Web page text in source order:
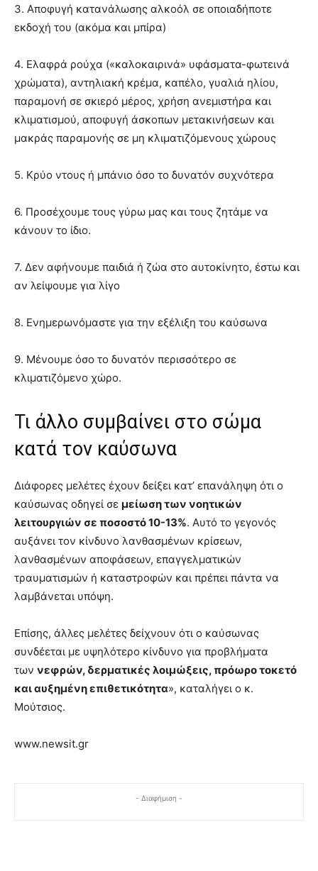
3. Αποφυγή κατανάλωσης αλκοόλ σε οποιαδήποτε
εκδοχή του (ακόμα και μπίρα)
4. Ελαφρά ρούχα («καλοκαιρινά» υφάσματα-φωτεινά
χρώματα), αντηλιακή κρέμα, καπέλο, γυαλιά ηλίου,
παραμονή σε σκιερό μέρος, χρήση ανεμιστήρα και
κλιματισμού, αποφυγή άσκοπων μετακινήσεων και
μακράς παραμονής σε μη κλιματιζόμενους χώρους
5. Κρύο ντους ή μπάνιο όσο το δυνατόν συχνότερα
6. Προσέχουμε τους γύρω μας και τους ζητάμε να
κάνουν το ίδιο.
7. Δεν αφήνουμε παιδιά ή ζώα στο αυτοκίνητο, έστω και
αν λείψουμε για λίγο
8. Ενημερωνόμαστε για την εξέλιξη του καύσωνα
9. Μένουμε όσο το δυνατόν περισσότερο σε
κλιματιζόμενο χώρο.
Τι άλλο συμβαίνει στο σώμα
κατά τον καύσωνα
Διάφορες μελέτες έχουν δείξει κατ’ επανάληψη ότι ο
καύσωνας οδηγεί σε μείωση των νοητικών
λειτουργιών σε ποσοστό 10-13%. Αυτό το γεγονός
αυξάνει τον κίνδυνο λανθασμένων κρίσεων,
λανθασμένων αποφάσεων, επαγγελματικών
τραυματισμών ή καταστροφών και πρέπει πάντα να
λαμβάνεται υπόψη.
Επίσης, άλλες μελέτες δείχνουν ότι ο καύσωνας
συνδέεται με υψηλότερο κίνδυνο για προβλήματα
των νεφρών, δερματικές λοιμώξεις, πρόωρο τοκετό
και αυξημένη επιθετικότητα», καταλήγει ο κ.
Μούτσιος.
www.newsit.gr
- Διαφήμιση -